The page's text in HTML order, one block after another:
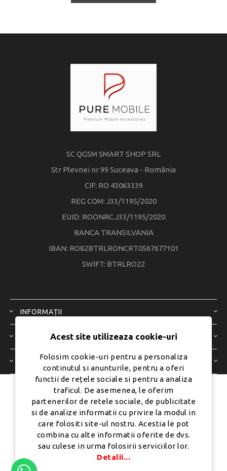
SC QGSM SMART SHOP SRL
Str Plevnei nr 99 Suceava - România
CIF: RO 43063339
REG COM: J33/1195/2020
EUID: ROONRC.J33/1195/2020
BANCA TRANSILVANIA
IBAN: RO82BTRLRONCRT0567677101
SWIFT: BTRLRO22
INFORMAȚII
SERVICIU CLIENȚI
CONTUL MEU
Dezvoltat de
Ecom Digital -
Powered bynopCommerce
Copyright © 2026 PureMobile.Toate drepturile rezervate.
Acest site utilizeaza cookie-uri
Folosim cookie-uri pentru a personaliza
continutul si anunturile, pentru a oferi
functii de rețele sociale si pentru a analiza
traficul. De asemenea, le oferim
partenerilor de retele sociale, de publicitate
si de analize informatii cu privire la modul in
care folositi site-ul nostru. Acestia le pot
combina cu alte informatii oferite de dvs.
sau culese in urma folosirii serviciilor lor.
Detalii...